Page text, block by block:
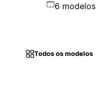
6 modelos
Todos os modelos